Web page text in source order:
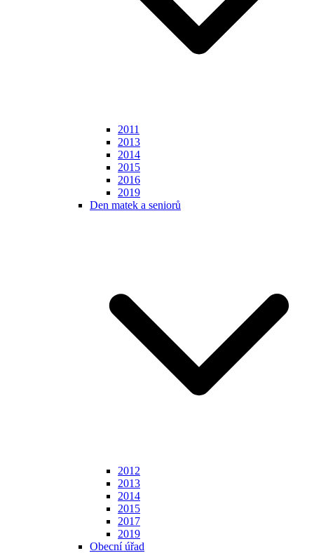
2011
2013
2014
2015
2016
2019
Den matek a seniorů
2012
2013
2014
2015
2017
2019
Obecní úřad